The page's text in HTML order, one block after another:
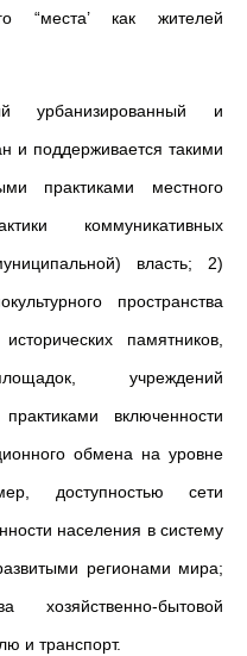
“места’ как жителей
урбанизированный и
и поддерживается такими
практиками местного
коммуникативных
власть; 2)
пространства
памятников,
учреждений
включенности
обмена на уровне
доступностью сети
населения в систему
регионами мира;
хозяйственно-бытовой
и транспорт.